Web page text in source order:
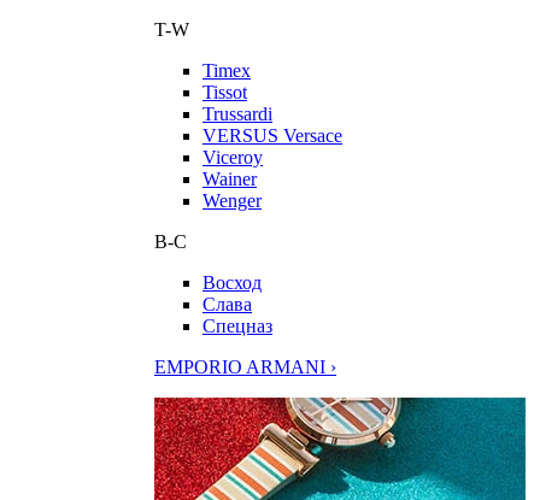
T-W
Timex
Tissot
Trussardi
VERSUS Versace
Viceroy
Wainer
Wenger
В-С
Восход
Слава
Спецназ
EMPORIO ARMANI ›